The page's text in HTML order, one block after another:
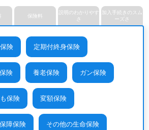
楽天生命保険株式会社
保険料
説明のわかりやす
さ
加入手続きのスム
ーズさ
険 定期付終身保険
険 養老保険 ガン保険
保険 変額保険
障保険 その他の生命保険